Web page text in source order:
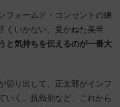
フォームド・コンセントの練
くいかない。見かねた美琴
と気持ちを伝えるのが一番大
切り出して、正太郎がインフ
いく。抗癌剤など、これから